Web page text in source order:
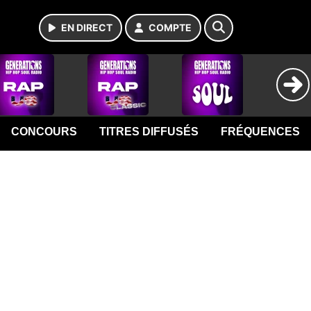
EN DIRECT COMPTE
CONCOURS TITRES DIFFUSÉS FRÉQUENCES